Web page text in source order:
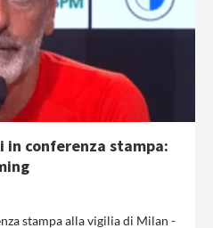
in conferenza stampa:
stampa alla vigilia di Milan -